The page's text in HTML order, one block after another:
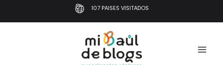
al
107 PAISES VISITADOS